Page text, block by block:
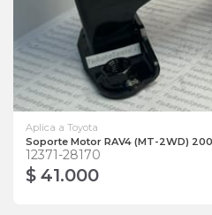
Aplica a Toyota
Soporte Motor RAV4 (MT-2WD)
12371-28170
$ 41.000